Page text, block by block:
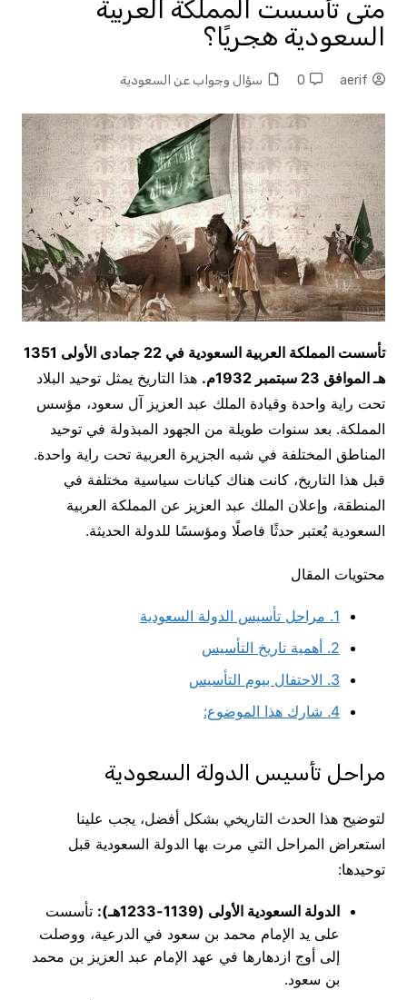
متى تأسست المملكة العربية
السعودية هجريًا؟
aerif
0 سؤال وجواب عن السعودية
تأسست المملكة العربية السعودية في 22 جمادى الأولى 1351
هـ الموافق 23 سبتمبر 1932م.
هذا التاريخ يمثل توحيد البلاد
تحت راية واحدة وقيادة الملك عبد العزيز آل سعود، مؤسس
المملكة. بعد سنوات طويلة من الجهود المبذولة في توحيد
المناطق المختلفة في شبه الجزيرة العربية تحت راية واحدة.
قبل هذا التاريخ، كانت هناك كيانات سياسية مختلفة في
المنطقة، وإعلان الملك عبد العزيز عن المملكة العربية
السعودية يُعتبر حدثًا فاصلًا ومؤسسًا للدولة الحديثة.
محتويات المقال
1. مراحل تأسيس الدولة السعودية
2. أهمية تاريخ التأسيس
3. الاحتفال بيوم التأسيس
4. شارك هذا الموضوع:
مراحل تأسيس الدولة السعودية
لتوضيح هذا الحدث التاريخي بشكل أفضل، يجب علينا
استعراض المراحل التي مرت بها الدولة السعودية قبل
توحيدها:
الدولة السعودية الأولى (1139-1233هـ):
تأسست
على يد الإمام محمد بن سعود في الدرعية، ووصلت
إلى أوج ازدهارها في عهد الإمام عبد العزيز بن محمد
بن سعود.